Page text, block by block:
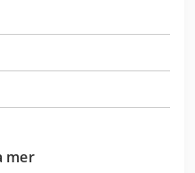
Fyllning Av Behållare
mer